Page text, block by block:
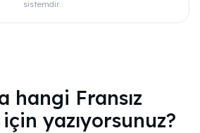
sistemdir.
hangi Fransız
yazıyorsunuz?